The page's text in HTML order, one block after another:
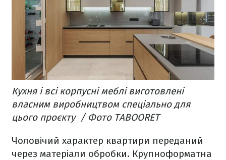
Кухня і всі корпусні меблі виготовлені
власним виробництвом спеціально для
цього проєкту / Фото TABOORET
Чоловічий характер квартири переданий
через матеріали обробки. Крупноформатна